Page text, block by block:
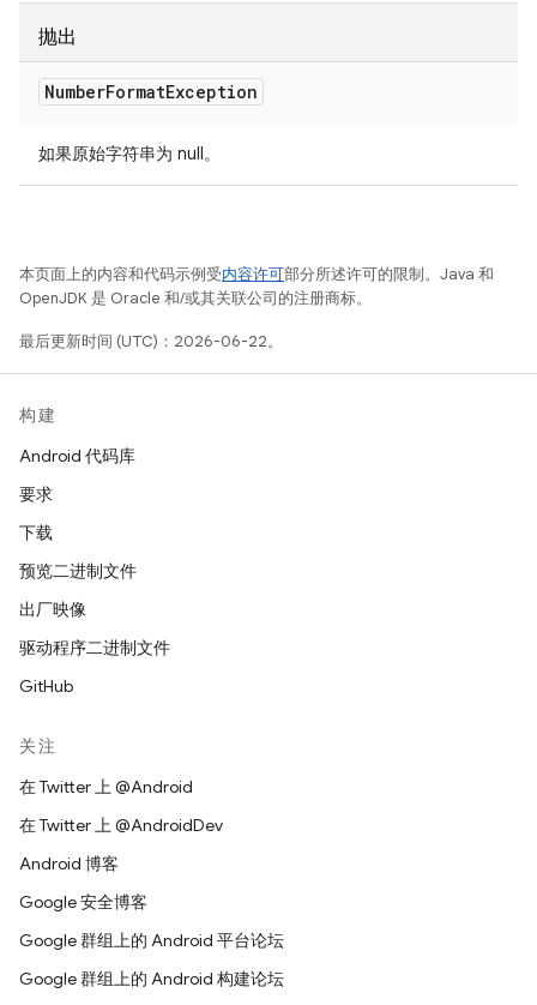
抛出
NumberFormatException
如果原始字符串为 null。
本页面上的内容和代码示例受内容许可部分所述许可的限制。Java 和
OpenJDK 是 Oracle 和/或其关联公司的注册商标。
最后更新时间 (UTC)：2026-06-22。
构建
Android 代码库
要求
下载
预览二进制文件
出厂映像
驱动程序二进制文件
GitHub
关注
在 Twitter 上 @Android
在 Twitter 上 @AndroidDev
Android 博客
Google 安全博客
Google 群组上的 Android 平台论坛
Google 群组上的 Android 构建论坛